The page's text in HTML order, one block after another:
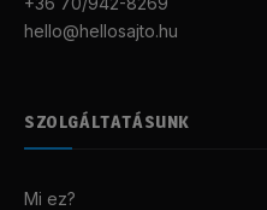
hello@hellosajto.hu
SZOLGÁLTATÁSUNK
Mi ez?